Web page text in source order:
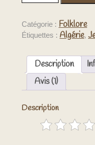
Catégorie : Folklore
Étiquettes : Algérie,
Description
Avis (1)
Description